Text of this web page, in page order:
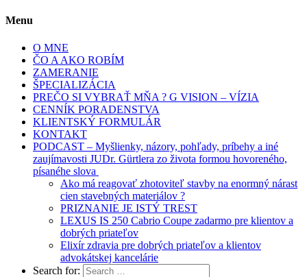
Menu
O MNE
ČO A AKO ROBÍM
ZAMERANIE
ŠPECIALIZÁCIA
PREČO SI VYBRAŤ MŇA ? G VISION – VÍZIA
CENNÍK PORADENSTVA
KLIENTSKÝ FORMULÁR
KONTAKT
PODCAST – Myšlienky, názory, pohľady, príbehy a iné
zaujímavosti JUDr. Gürtlera zo života formou hovoreného,
písanéhe slova
Ako má reagovať zhotoviteľ stavby na enormný nárast
cien stavebných materiálov ?
PRIZNANIE JE ISTÝ TREST
LEXUS IS 250 Cabrio Coupe zadarmo pre klientov a
dobrých priateľov
Elixír zdravia pre dobrých priateľov a klientov
advokátskej kancelárie
Search for: